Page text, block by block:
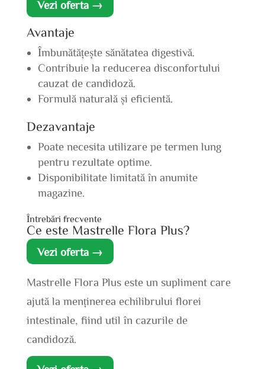
Vezi oferta →
Avantaje
Îmbunătățește sănătatea digestivă.
Contribuie la reducerea disconfortului
cauzat de candidoză.
Formulă naturală și eficientă.
Dezavantaje
Poate necesita utilizare pe termen lung
pentru rezultate optime.
Disponibilitate limitată în anumite
magazine.
Întrebări frecvente
Ce este Mastrelle Flora Plus?
Vezi oferta →
Mastrelle Flora Plus este un supliment care
ajută la menținerea echilibrului florei
intestinale, fiind util în cazurile de
candidoză.